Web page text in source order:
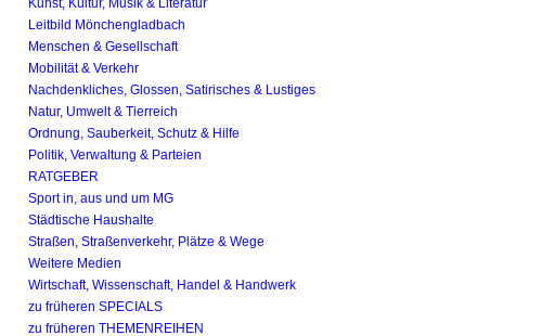
Kunst, Kultur, Musik & Literatur
Leitbild Mönchengladbach
Menschen & Gesellschaft
Mobilität & Verkehr
Nachdenkliches, Glossen, Satirisches & Lustiges
Natur, Umwelt & Tierreich
Ordnung, Sauberkeit, Schutz & Hilfe
Politik, Verwaltung & Parteien
RATGEBER
Sport in, aus und um MG
Städtische Haushalte
Straßen, Straßenverkehr, Plätze & Wege
Weitere Medien
Wirtschaft, Wissenschaft, Handel & Handwerk
zu früheren SPECIALS
zu früheren THEMENREIHEN